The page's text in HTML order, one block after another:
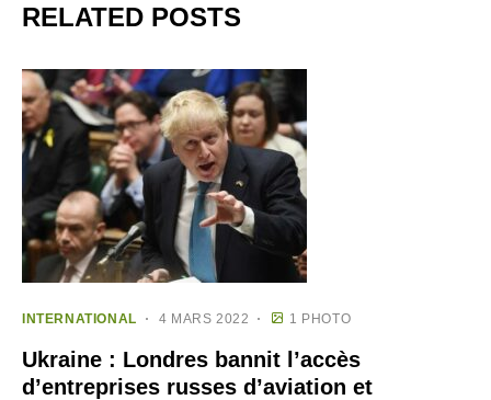
RELATED POSTS
INTERNATIONAL 4 MARS 2022 1 PHOTO
Ukraine : Londres bannit l’accès
d’entreprises russes d’aviation et